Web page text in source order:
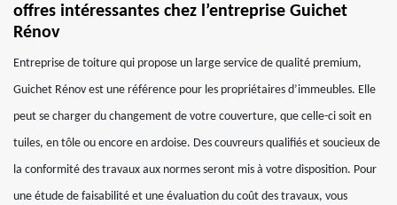
offres intéressantes chez l’entreprise Guichet
Rénov
Entreprise de toiture qui propose un large service de qualité premium,
Guichet Rénov est une référence pour les propriétaires d’immeubles. Elle
peut se charger du changement de votre couverture, que celle-ci soit en
tuiles, en tôle ou encore en ardoise. Des couvreurs qualifiés et soucieux de
la conformité des travaux aux normes seront mis à votre disposition. Pour
une étude de faisabilité et une évaluation du coût des travaux, vous